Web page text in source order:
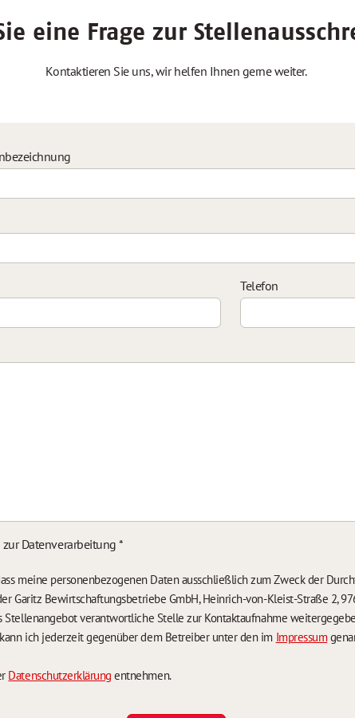
eine Frage zur
Kontaktieren Sie uns, wir helfen Ihnen gerne weiter.
Telefon
Datenverarbeitung*
meine personenbezogenen Daten ausschließlich zum Zweck der
Garitz Bewirtschaftungsbetriebe GmbH, Heinrich-von-Kleist-Straße 2,
Stellenangebot verantwortliche Stelle zur Kontaktaufnahme
ich jederzeit gegenüber dem Betreiber unter den im Impressum
Datenschutzerklärung entnehmen.